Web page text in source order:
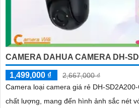
CAMERA DAHUA CAMERA DH-
1,499,000 ₫
2,667,000 ₫
Camera loại camera giá rẻ DH-
chất lượng, mang đến hình ảnh sắc nét